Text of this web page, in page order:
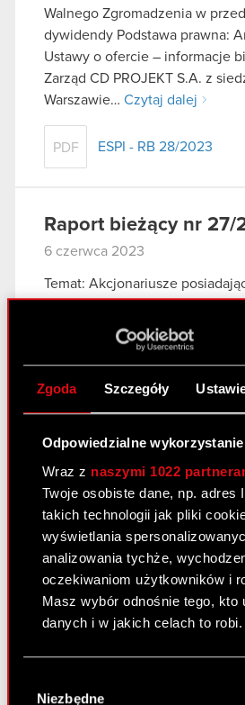
Zgoda Szczegóły
Odpowiedzialne
Wraz z naszymi 1022
Twoje osobiste dane, np. adres
takich technologii jak pliki
wyświetlania
analizowania tychże,
oczekiwaniom użytkowników i
Masz wybór odnośnie tego, kto
danych i w jakich celach to robi.
Gromadzić dane
zgody
Niezbędne
Walnego Zgromadzenia w
dywidendy Podstawa prawna:
Ustawy o ofercie – informacje
Zarząd CD PROJEKT S.A. z
Warszawie… Czytaj dalej
PDF ESPI - RB 28/2023
Raport bieżący nr 27/
6 czerwca 2023
Temat: Akcjonariusze
głosów na Zwyczajnym
Spółki Podstawa prawna: Art.
ofercie – WZA lista powyżej 5%
PROJEKT Spółka Akcyjna z
dalej
PDF ESPI - RB 27/2023
Raport bieżący nr 26/
6 czerwca 2023
Temat: Uchwały podjęte przez
Zgromadzenie Spółki Podstawa
ust. 1 pkt 2 Ustawy o ofercie –
Spółka Akcyjna z siedzibą w…